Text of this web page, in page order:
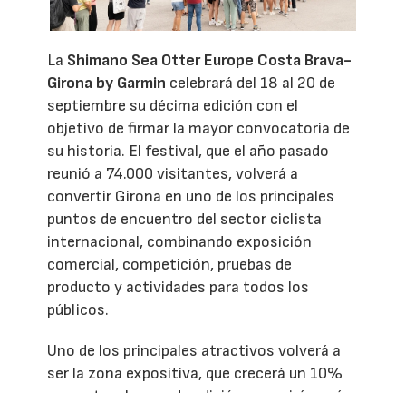
La Shimano Sea Otter Europe Costa Brava-
Girona by Garmin celebrará del 18 al 20 de
septiembre su décima edición con el
objetivo de firmar la mayor convocatoria de
su historia. El festival, que el año pasado
reunió a 74.000 visitantes, volverá a
convertir Girona en uno de los principales
puntos de encuentro del sector ciclista
internacional, combinando exposición
comercial, competición, pruebas de
producto y actividades para todos los
públicos.
Uno de los principales atractivos volverá a
ser la zona expositiva, que crecerá un 10%